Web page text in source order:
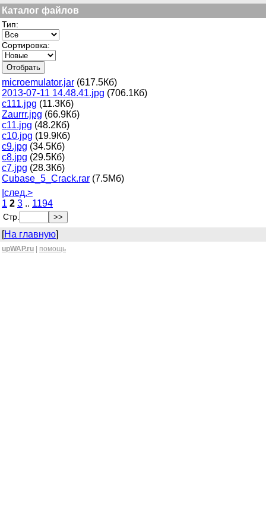
Каталог файлов
Тип:
Сортировка:
microemulator.jar (617.5Кб)
2013-07-11 14.48.41.jpg (706.1Кб)
с111.jpg (11.3Кб)
Zaurrr.jpg (66.9Кб)
с11.jpg (48.2Кб)
с10.jpg (19.9Кб)
с9.jpg (34.5Кб)
с8.jpg (29.5Кб)
с7.jpg (28.3Кб)
Cubase_5_Crack.rar (7.5Мб)
след.>
1 2 3 .. 1194
Стр.
[На главную]
upWAP.ru помощь